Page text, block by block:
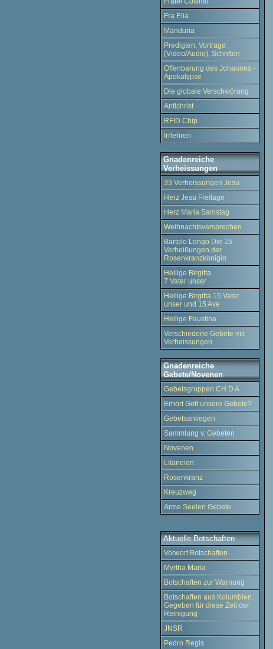
Fra Elia
Manduria
Predigten, Vorträge
(Video/Audio), Schriften
Offenbarung des Johannes -
Apokalypse
Die globale Verschwörung
Antichrist
RFID Chip
Irrlehren
Gnadenreiche
Verheissungen
33 Verheissungen Jesu
Herz Jesu Freitage
Herz Maria Samstag
Weihnachtsversprechen
Bartolo Longo Die 15
Verheißungen der
Rosenkranzkönigin
Heilige Birgitta
7 Vater unser
Heilige Birgitta 15 Vater
unser und 15 Ave
Heilige Faustina
Verschiedene Gebete mit
Verheissungen
Gnadenreiche
Gebete/Novenen
Gebetsgruppen CH D A
Erhört Gott unsere Gebete?
Gebetsanliegen
Sammlung v. Gebeten
Novenen
Litaneien
Rosenkranz
Kreuzweg
Arme Seelen Gebete
Aktuelle Botschaften
Vorwort Botschaften
Myrtha Maria
Botschaften zur Warnung
Botschaften aus Kolumbien.
Gegeben für diese Zeit der
Reinigung
JNSR
Pedro Regis